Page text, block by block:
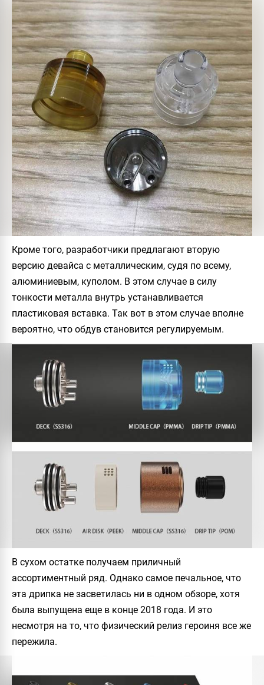
Кроме того, разработчики предлагают вторую
версию девайса с металлическим, судя по всему,
алюминиевым, куполом. В этом случае в силу
тонкости металла внутрь устанавливается
пластиковая вставка. Так вот в этом случае вполне
вероятно, что обдув становится регулируемым.
В сухом остатке получаем приличный
ассортиментный ряд. Однако самое печальное, что
эта дрипка не засветилась ни в одном обзоре, хотя
была выпущена еще в конце 2018 года. И это
несмотря на то, что физический релиз героиня все же
пережила.